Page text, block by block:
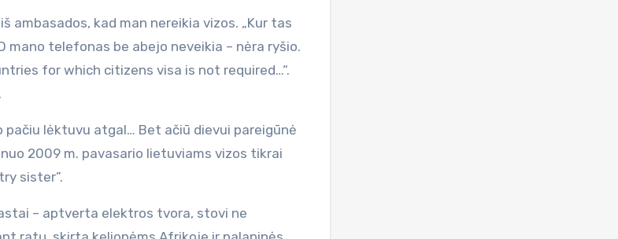
ambasados, kad man nereikia vizos. „Kur tas
mano telefonas be abejo neveikia – nėra ryšio.
for which citizens visa is not required…“.
lėktuvu atgal… Bet ačiū dievui pareigūnė
2009 m. pavasario lietuviams vizos tikrai
sister”.
– aptverta elektros tvora, stovi ne